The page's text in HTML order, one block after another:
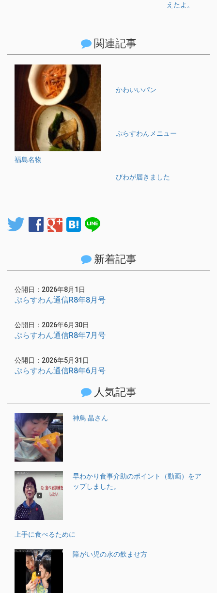
えたよ。
関連記事
福島名物
かわいいパン
ぷらすわんメニュー
びわが届きました
twitterfacebookgooglehatenabookmarkline
新着記事
公開日：2026年8月1日
ぷらすわん通信R8年8月号
公開日：2026年6月30日
ぷらすわん通信R8年7月号
公開日：2026年5月31日
ぷらすわん通信R8年6月号
人気記事
神鳥 晶さん
早わかり食事介助のポイント（動画）をア
ップしました。
上手に食べるために
障がい児の水の飲ませ方